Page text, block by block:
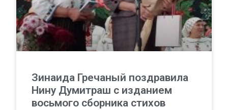
Зинаида Гречаный поздравила
Нину Думитраш с изданием
восьмого сборника стихов